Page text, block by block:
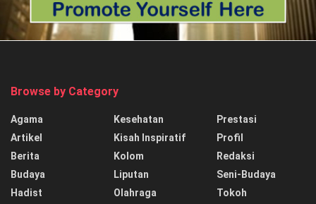
Browse by Category
Agama
Artikel
Berita
Budaya
Hadist
Kesehatan
Kisah Inspiratif
Kolom
Liputan
Olahraga
Prestasi
Profil
Redaksi
Seni-Budaya
Tokoh